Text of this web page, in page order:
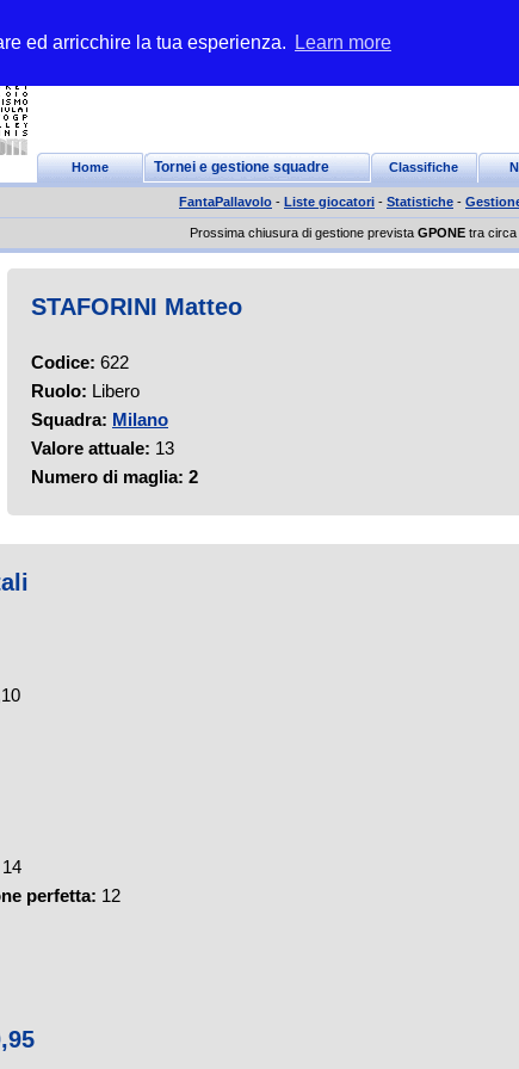
ed arricchire la tua esperienza. Learn more
Home Tornei e gestione squadre Classifiche
FantaPallavolo - Liste giocatori - Statistiche -
Prossima chiusura di gestione prevista GPONE tra circa
STAFORINI Matteo
Codice: 622
Ruolo: Libero
Squadra: Milano
Valore attuale: 13
Numero di maglia: 2
14
perfetta: 12